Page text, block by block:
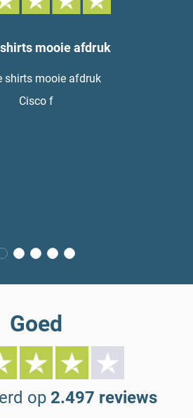
mooie afdruk
shirts mooie afdruk
Cisco f
Goed
op 2.497 reviews